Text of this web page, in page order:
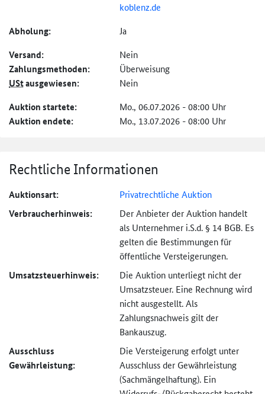
koblenz.de
Abholung: Ja
Versand: Nein
Zahlungs­methoden: Überweisung
UStausgewiesen: Nein
Auktion startete: Mo., 06.07.2026 - 08:00 Uhr
Auktion endete: Mo., 13.07.2026 - 08:00 Uhr
Rechtliche Informationen
Auktionsart: Privatrechtliche Auktion
Verbraucher­hinweis:
Der Anbieter der Auktion handelt
als Unternehmer i.S.d. § 14 BGB. Es
gelten die Bestimmungen für
öffentliche Versteigerungen.
Umsatzsteuer­hinweis:
Die Auktion unterliegt nicht der
Umsatzsteuer. Eine Rechnung wird
nicht ausgestellt. Als
Zahlungsnachweis gilt der
Bankauszug.
Ausschluss
Gewährleistung:
Die Versteigerung erfolgt unter
Ausschluss der Gewährleistung
(Sachmängel­haftung). Ein